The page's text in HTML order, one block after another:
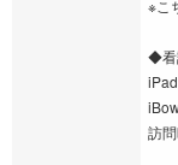
※こ
◆看
訪